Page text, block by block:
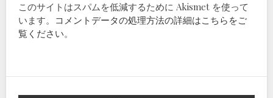
このサイトはスパムを低減するために Akismet を使って
います。 コメントデータの処理方法の詳細はこちらをご
覧ください。